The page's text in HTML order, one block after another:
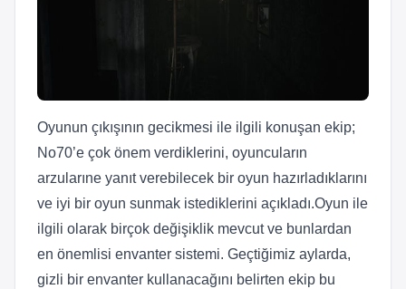
Oyunun çıkışının gecikmesi ile ilgili konuşan ekip;
No70’e çok önem verdiklerini, oyuncuların
arzularıne yanıt verebilecek bir oyun hazırladıklarını
ve iyi bir oyun sunmak istediklerini açıkladı.Oyun ile
ilgili olarak birçok değişiklik mevcut ve bunlardan
en önemlisi envanter sistemi. Geçtiğimiz aylarda,
gizli bir envanter kullanacağını belirten ekip bu